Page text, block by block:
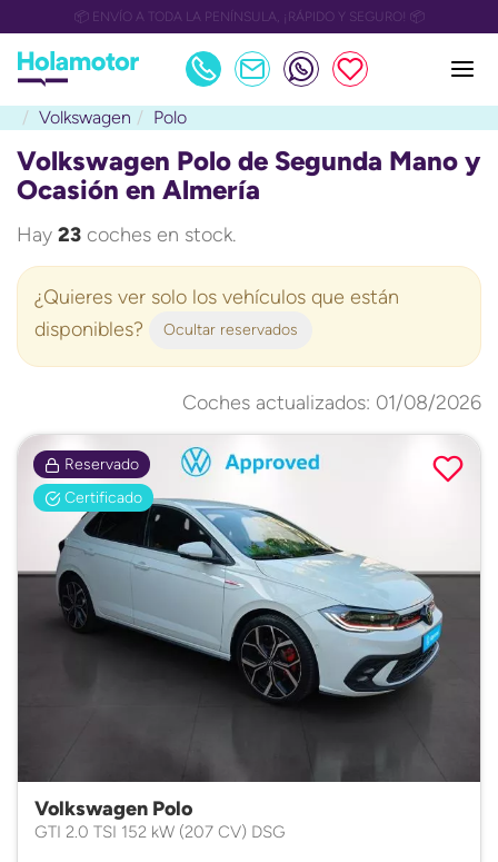
📅 OULET Grupo Safamotor hasta 15.000€ descuento📅
Volkswagen Polo
Volkswagen Polo de Segunda Mano y
Ocasión en Almería
Hay 23 coches en stock.
¿Quieres ver solo los vehículos que están
disponibles?
Ocultar reservados
Coches actualizados: 01/08/2026
Reservado
Certificado
Volkswagen Polo
GTI 2.0 TSI 152 kW (207 CV) DSG